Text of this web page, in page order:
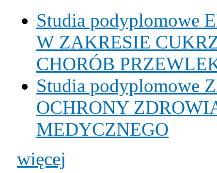
Studia podyplomowe
W ZAKRESIE
CHORÓB
Studia podyplomowe
OCHRONY
MEDYCZNEGO
więcej